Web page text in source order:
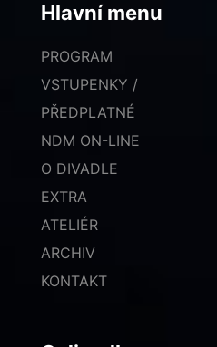
Hlavní menu
PROGRAM
VSTUPENKY /
PŘEDPLATNÉ
NDM ON-LINE
O DIVADLE
EXTRA
ATELIÉR
ARCHIV
KONTAKT